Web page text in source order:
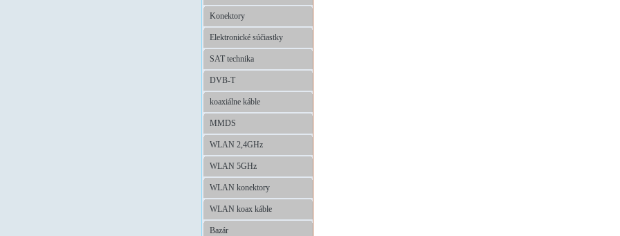
Konektory
Elektronické súčiastky
SAT technika
DVB-T
koaxiálne káble
MMDS
WLAN 2,4GHz
WLAN 5GHz
WLAN konektory
WLAN koax káble
Bazár